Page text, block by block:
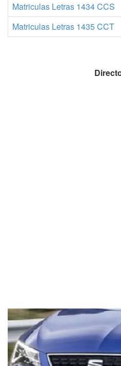
Matriculas Letras 1434 CCS
Matriculas Letras 1435 CCT